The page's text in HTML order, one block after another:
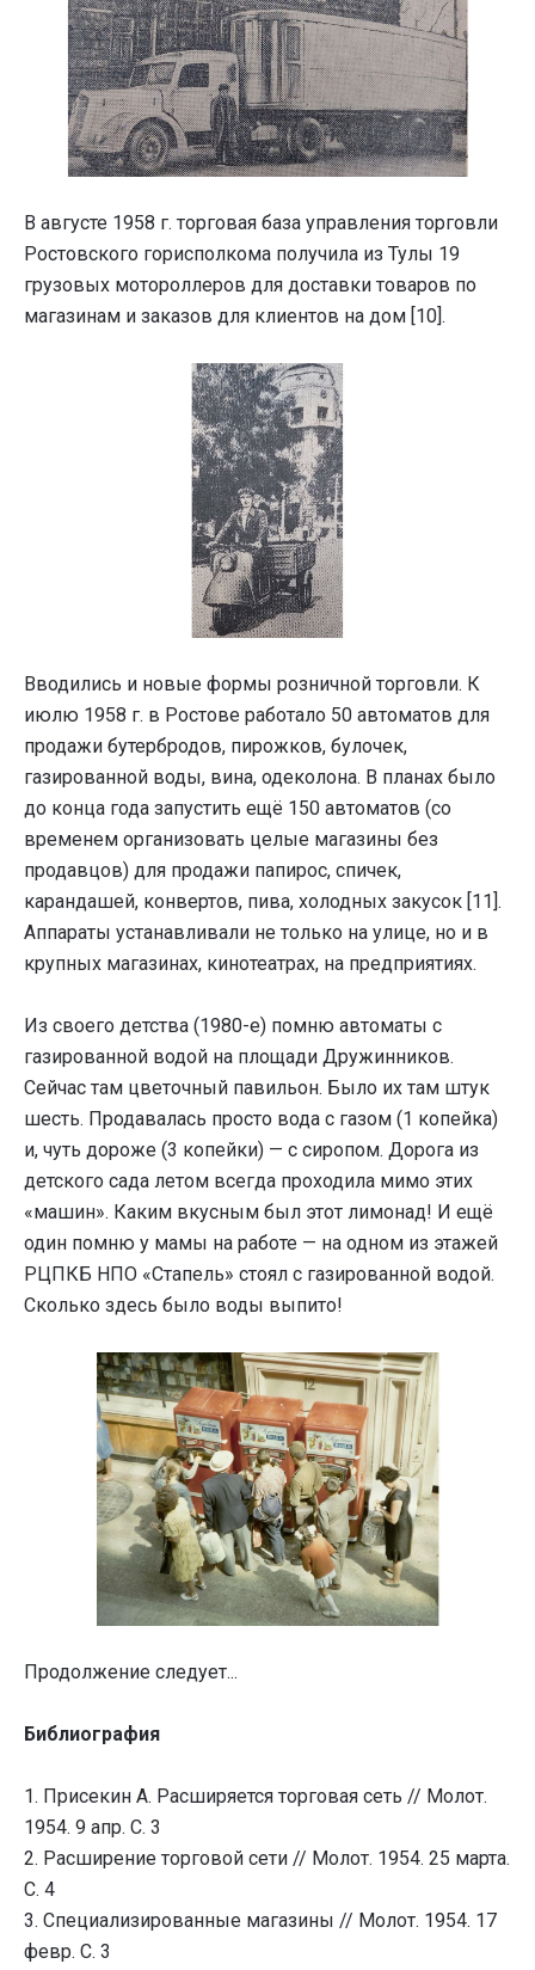
В августе 1958 г. торговая база управления торговли
Ростовского горисполкома получила из Тулы 19
грузовых мотороллеров для доставки товаров по
магазинам и заказов для клиентов на дом [10].
Вводились и новые формы розничной торговли. К
июлю 1958 г. в Ростове работало 50 автоматов для
продажи бутербродов, пирожков, булочек,
газированной воды, вина, одеколона. В планах было
до конца года запустить ещё 150 автоматов (со
временем организовать целые магазины без
продавцов) для продажи папирос, спичек,
карандашей, конвертов, пива, холодных закусок [11].
Аппараты устанавливали не только на улице, но и в
крупных магазинах, кинотеатрах, на предприятиях.
Из своего детства (1980-е) помню автоматы с
газированной водой на площади Дружинников.
Сейчас там цветочный павильон. Было их там штук
шесть. Продавалась просто вода с газом (1 копейка)
и, чуть дороже (3 копейки) — с сиропом. Дорога из
детского сада летом всегда проходила мимо этих
«машин». Каким вкусным был этот лимонад! И ещё
один помню у мамы на работе — на одном из этажей
РЦПКБ НПО «Стапель» стоял с газированной водой.
Сколько здесь было воды выпито!
Продолжение следует...
Библиография
1. Присекин А. Расширяется торговая сеть // Молот.
1954. 9 апр. С. 3
2. Расширение торговой сети // Молот. 1954. 25 марта.
С. 4
3. Специализированные магазины // Молот. 1954. 17
февр. С. 3